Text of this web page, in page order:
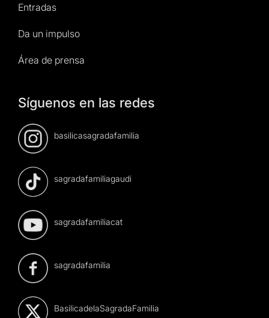
Entradas
Da un impulso
Área de prensa
Síguenos en las redes
basilicasagradafamilia
sagradafamiliagaudi
sagradafamiliacat
sagradafamilia
BasilicadelaSagradaFamilia